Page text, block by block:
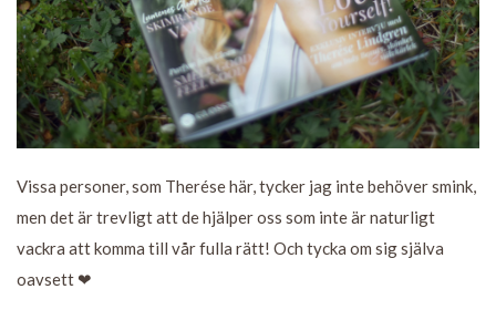
Vissa personer, som Therése här, tycker jag inte behöver smink,
men det är trevligt att de hjälper oss som inte är naturligt
vackra att komma till vår fulla rätt! Och tycka om sig själva
oavsett ❤